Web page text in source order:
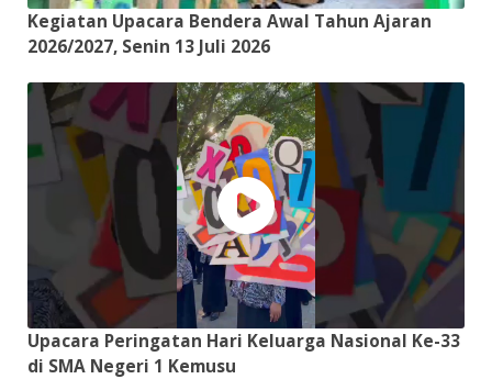
Kegiatan Upacara Bendera Awal Tahun Ajaran
2026/2027, Senin 13 Juli 2026
Upacara Peringatan Hari Keluarga Nasional Ke-33
di SMA Negeri 1 Kemusu